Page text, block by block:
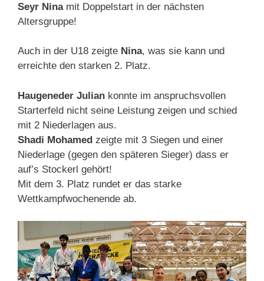
Seyr Ninamit Doppelstart in der nächsten
Altersgruppe!
Auch in der U18 zeigte Nina, was sie kann und
erreichte den starken 2. Platz.
Haugeneder Julian konnte im anspruchsvollen
Starterfeld nicht seine Leistung zeigen und schied
mit 2 Niederlagen aus.
Shadi Mohamed zeigte mit 3 Siegen und einer
Niederlage (gegen den späteren Sieger) dass er
auf’s Stockerl gehört!
Mit dem 3. Platz rundet er das starke
Wettkampfwochenende ab.